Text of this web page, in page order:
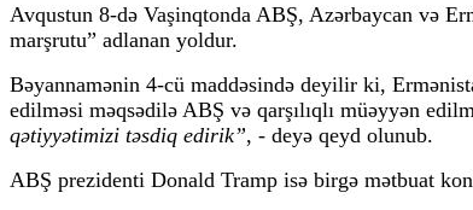
Avqustun 8-də Vaşinqtonda ABŞ, Azərbaycan və
marşrutu” adlanan yoldur.
Bəyannamənin 4-cü maddəsində deyilir ki,
edilməsi məqsədilə ABŞ və qarşılıqlı müəyyən
qətiyyətimizi təsdiq edirik”, - deyə qeyd olunub.
ABŞ prezidenti Donald Tramp isə birgə mətbuat